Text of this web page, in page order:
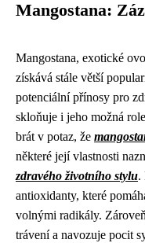
Mangostana:
Mangostana, exotické
získává stále větší
potenciální přínosy pro
skloňuje i jeho možná
brát v potaz, že
některé její vlastnosti
zdravého životního stylu.
antioxidanty, které
volnými radikály.
trávení a navozuje pocit